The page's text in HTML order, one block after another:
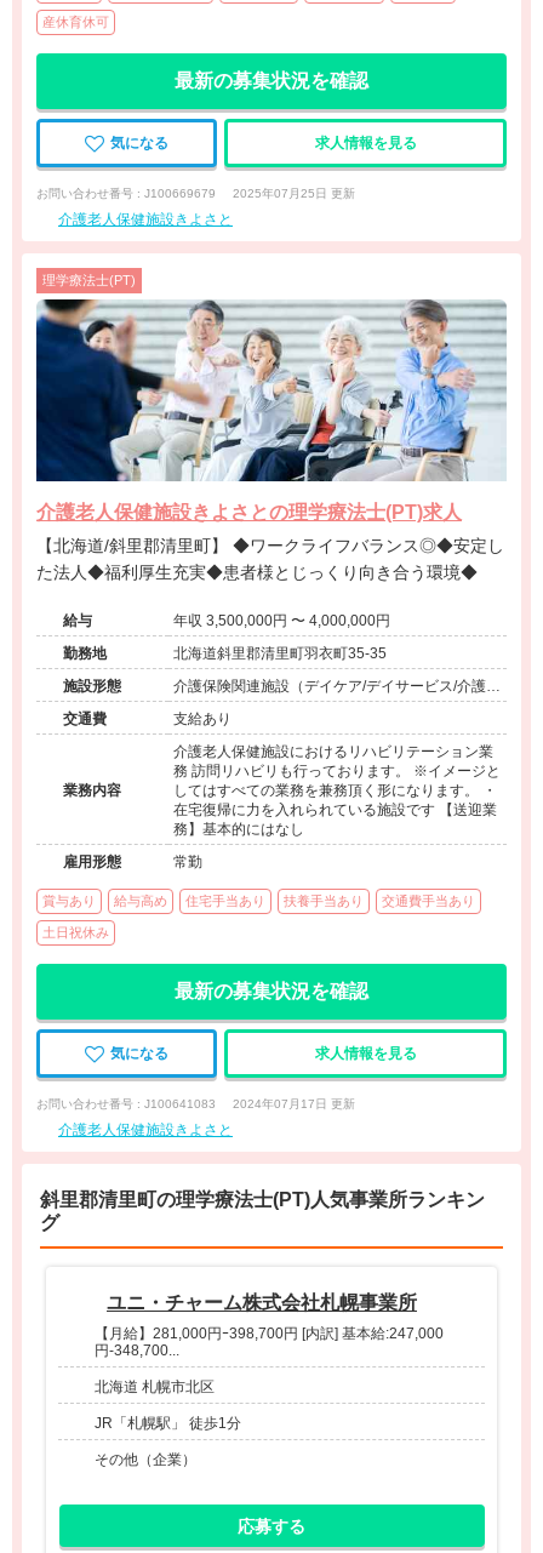
産休育休可
最新の募集状況を確認
気になる 求人情報を見る
お問い合わせ番号 : J100669679 2025年07月25日 更新
介護老人保健施設きよさと
理学療法士(PT)
介護老人保健施設きよさとの理学療法士(PT)求人
【北海道/斜里郡清里町】 ◆ワークライフバランス◎◆安定し
た法人◆福利厚生充実◆患者様とじっくり向き合う環境◆
給与
年収 3,500,000円 〜 4,000,000円
勤務地
北海道斜里郡清里町羽衣町35-35
施設形態
介護保険関連施設（デイケア/デイサービス/介護老
人保健施設/訪問看護・リハ）
交通費 支給あり
業務内容
介護老人保健施設におけるリハビリテーション業
務 訪問リハビリも行っております。 ※イメージと
してはすべての業務を兼務頂く形になります。 ・
在宅復帰に力を入れられている施設です 【送迎業
務】基本的にはなし
雇用形態
常勤
賞与あり 給与高め 住宅手当あり 扶養手当あり 交通費手当あり
土日祝休み
最新の募集状況を確認
気になる 求人情報を見る
お問い合わせ番号 : J100641083 2024年07月17日 更新
介護老人保健施設きよさと
斜里郡清里町の理学療法士(PT)人気事業所ランキン
グ
ユニ・チャーム株式会社札幌事業所
【月給】281,000円ｰ398,700円 [内訳] 基本給:247,000
円-348,700...
北海道 札幌市北区
JR「札幌駅」 徒歩1分
その他（企業）
応募する